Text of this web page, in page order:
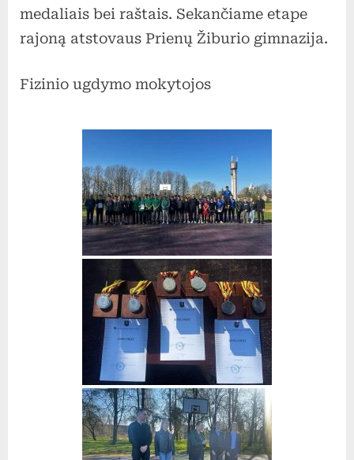
medaliais bei raštais. Sekančiame etape
rajoną atstovaus Prienų Žiburio gimnazija.
Fizinio ugdymo mokytojos